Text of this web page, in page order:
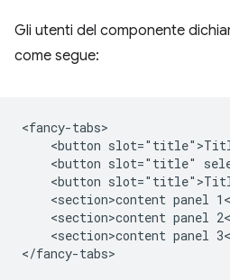
Gli utenti del componente
come segue:
<fancy-tabs>
<button
<button slot="title"
<button
<section>content panel
<section>content panel
<section>content panel
</fancy-tabs>